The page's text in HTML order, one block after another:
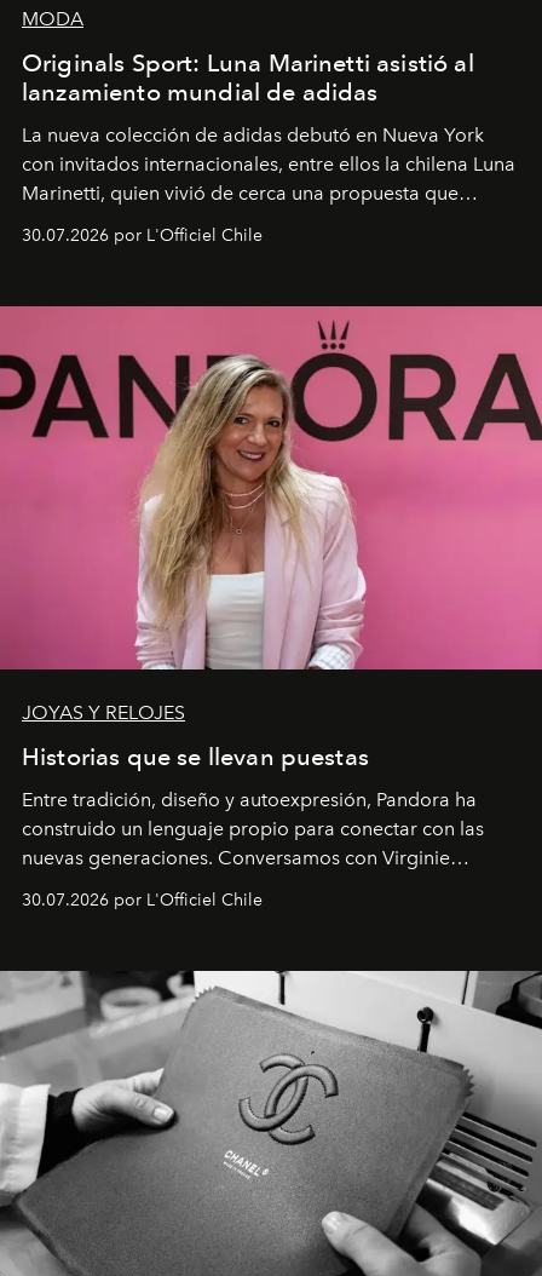
MODA
Originals Sport: Luna Marinetti asistió al
lanzamiento mundial de adidas
La nueva colección de adidas debutó en Nueva York
con invitados internacionales, entre ellos la chilena Luna
Marinetti, quien vivió de cerca una propuesta que
fusiona moda y rendimiento.
30.07.2026 por L'Officiel Chile
JOYAS Y RELOJES
Historias que se llevan puestas
Entre tradición, diseño y autoexpresión, Pandora ha
construido un lenguaje propio para conectar con las
nuevas generaciones. Conversamos con Virginie
Dubray, la responsable de marketing para
Latinoamérica, sobre identidad, cultura y el valor
30.07.2026 por L'Officiel Chile